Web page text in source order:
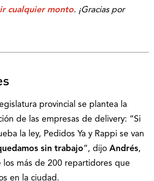
cualquier monto. ¡Gracias por
provincial se plantea la
de las empresas de delivery: “Si
la ley, Pedidos Ya y Rappi se van
sin trabajo“, dijo Andrés,
los más de 200 repartidores que
en la ciudad.